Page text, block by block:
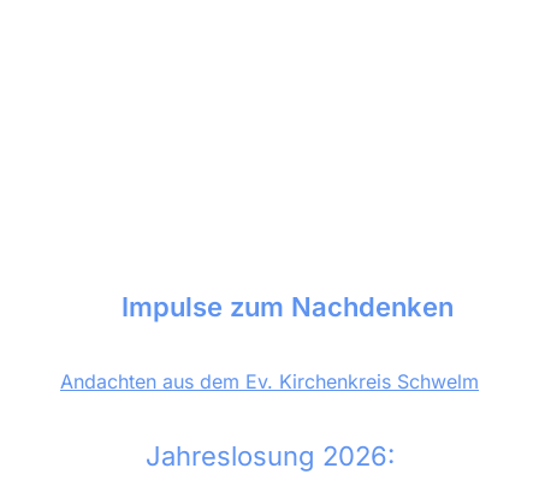
Impulse zum Nachdenken
Andachten aus dem Ev. Kirchenkreis Schwelm
Jahreslosung 2026: